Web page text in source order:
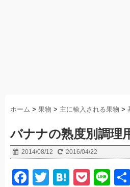
ホーム > 果物 > 主に輸入される果物 >
バナナの熟度別調理
2014/08/12 2016/04/22
F
T
H
P
Li